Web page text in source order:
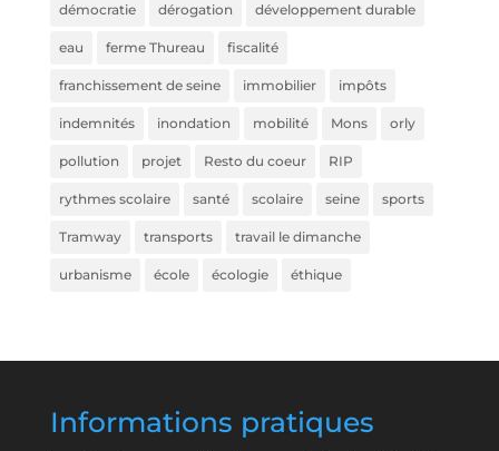
démocratie dérogation développement durable
eau ferme Thureau fiscalité
franchissement de seine immobilier impôts
indemnités inondation mobilité Mons orly
pollution projet Resto du coeur RIP
rythmes scolaire santé scolaire seine sports
Tramway transports travail le dimanche
urbanisme école écologie éthique
Informations pratiques